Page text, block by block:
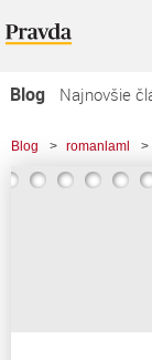
Blog
Najnovšie
Najčítanejšie články
Blog > romanlaml >